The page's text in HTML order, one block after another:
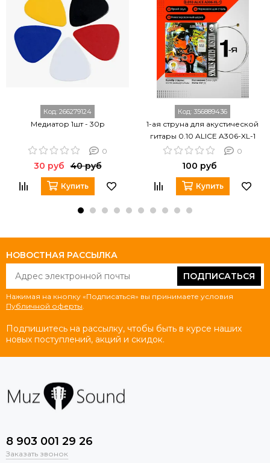
Код: 266279124
Медиатор 1шт - 30р
0
30 руб 40 руб
Купить
Код: 356889436
1-ая струна для акустической
гитары 0.10 ALICE A306-XL-1
0
100 руб
Купить
НОВОСТНАЯ РАССЫЛКА
ПОДПИСАТЬСЯ
Нажимая на кнопку «Подписаться» вы принимаете условия
Публичной оферты
Подпишитесь на рассылку, чтобы быть в курсе наших
новых поступлений, акций и скидок.
8 903 001 29 26
Заказать звонок